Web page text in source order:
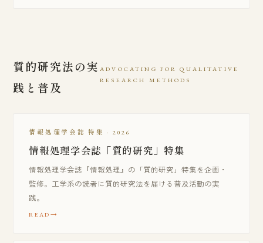
質的研究法の実
践と普及
ADVOCATING FOR QUALITATIVE
RESEARCH METHODS
情報処理学会誌 特集 · 2026
情報処理学会誌「質的研究」特集
情報処理学会誌『情報処理』の「質的研究」特集を企画・
監修。工学系の読者に質的研究法を届ける普及活動の実
践。
READ